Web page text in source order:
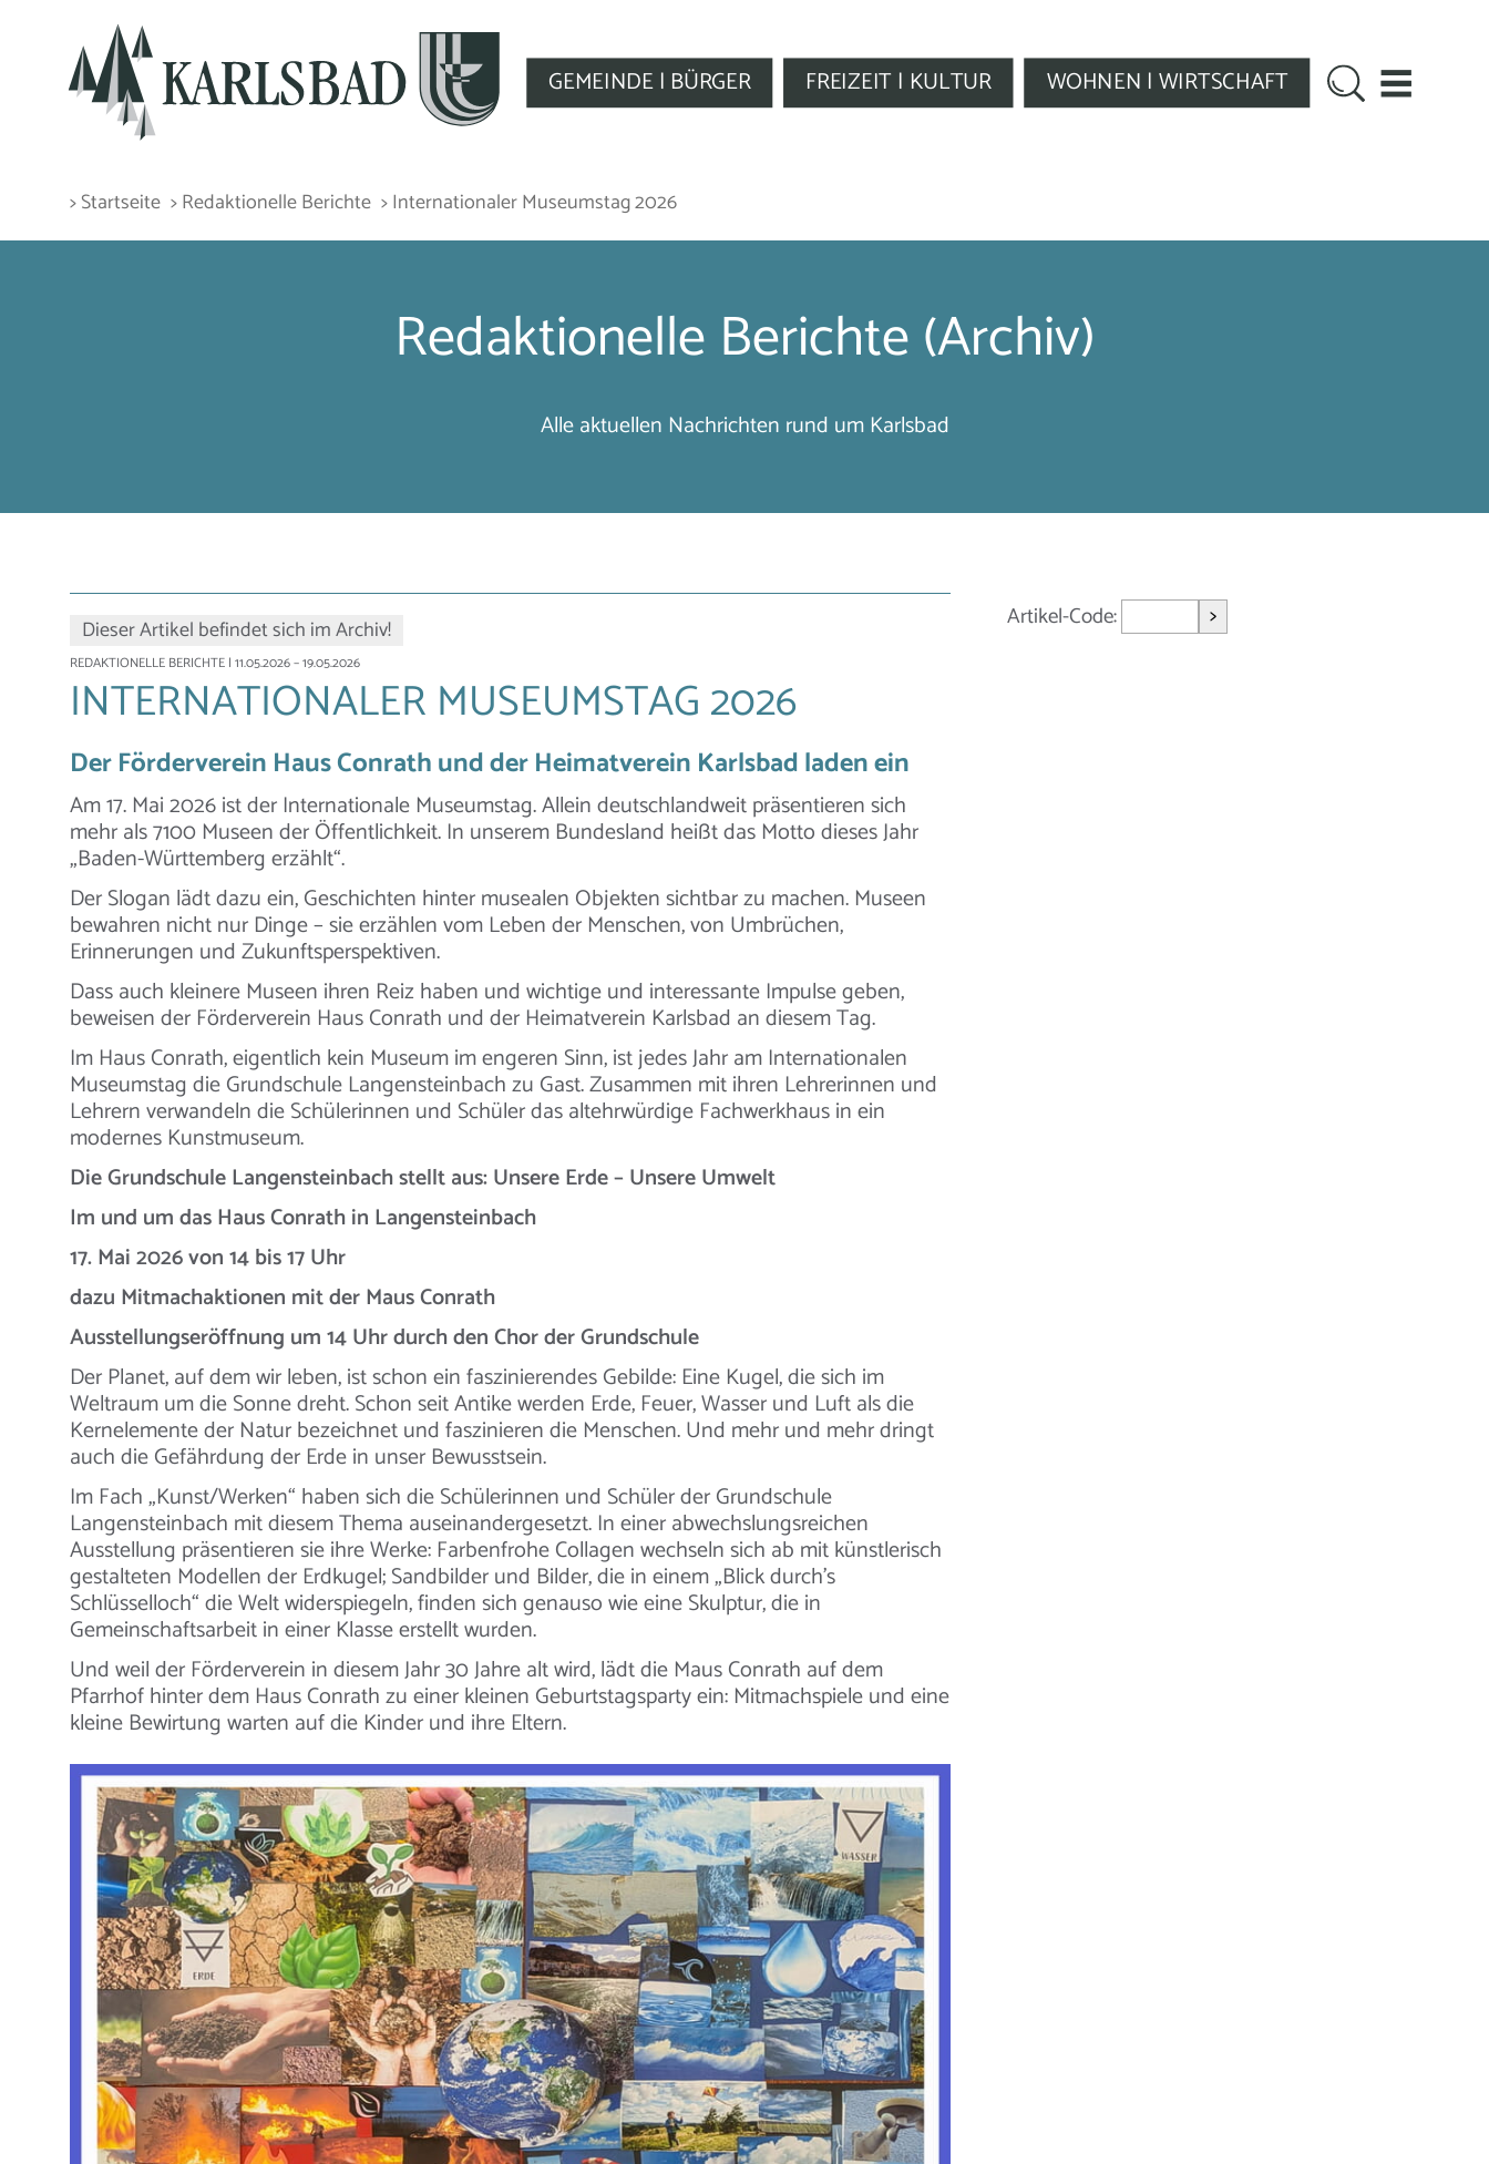
GEMEINDE | BÜRGER FREIZEIT | KULTUR WOHNEN | WIRTSCHAFT
> Startseite > Redaktionelle Berichte > Internationaler Museumstag 2026
Redaktionelle Berichte (Archiv)
Alle aktuellen Nachrichten rund um Karlsbad
Dieser Artikel befindet sich im Archiv!
REDAKTIONELLE BERICHTE | 11.05.2026 – 19.05.2026
INTERNATIONALER MUSEUMSTAG 2026
Der Förderverein Haus Conrath und der Heimatverein Karlsbad laden ein
Am 17. Mai 2026 ist der Internationale Museumstag. Allein deutschlandweit präsentieren sich
mehr als 7100 Museen der Öffentlichkeit. In unserem Bundesland heißt das Motto dieses Jahr
„Baden-Württemberg erzählt“.
Der Slogan lädt dazu ein, Geschichten hinter musealen Objekten sichtbar zu machen. Museen
bewahren nicht nur Dinge – sie erzählen vom Leben der Menschen, von Umbrüchen,
Erinnerungen und Zukunftsperspektiven.
Dass auch kleinere Museen ihren Reiz haben und wichtige und interessante Impulse geben,
beweisen der Förderverein Haus Conrath und der Heimatverein Karlsbad an diesem Tag.
Im Haus Conrath, eigentlich kein Museum im engeren Sinn, ist jedes Jahr am Internationalen
Museumstag die Grundschule Langensteinbach zu Gast. Zusammen mit ihren Lehrerinnen und
Lehrern verwandeln die Schülerinnen und Schüler das altehrwürdige Fachwerkhaus in ein
modernes Kunstmuseum.
Die Grundschule Langensteinbach stellt aus: Unsere Erde – Unsere Umwelt
Im und um das Haus Conrath in Langensteinbach
17. Mai 2026 von 14 bis 17 Uhr
dazu Mitmachaktionen mit der Maus Conrath
Ausstellungseröffnung um 14 Uhr durch den Chor der Grundschule
Der Planet, auf dem wir leben, ist schon ein faszinierendes Gebilde: Eine Kugel, die sich im
Weltraum um die Sonne dreht. Schon seit Antike werden Erde, Feuer, Wasser und Luft als die
Kernelemente der Natur bezeichnet und faszinieren die Menschen. Und mehr und mehr dringt
auch die Gefährdung der Erde in unser Bewusstsein.
Im Fach „Kunst/Werken“ haben sich die Schülerinnen und Schüler der Grundschule
Langensteinbach mit diesem Thema auseinandergesetzt. In einer abwechslungsreichen
Ausstellung präsentieren sie ihre Werke: Farbenfrohe Collagen wechseln sich ab mit künstlerisch
gestalteten Modellen der Erdkugel; Sandbilder und Bilder, die in einem „Blick durch’s
Schlüsselloch“ die Welt widerspiegeln, finden sich genauso wie eine Skulptur, die in
Gemeinschaftsarbeit in einer Klasse erstellt wurden.
Und weil der Förderverein in diesem Jahr 30 Jahre alt wird, lädt die Maus Conrath auf dem
Pfarrhof hinter dem Haus Conrath zu einer kleinen Geburtstagsparty ein: Mitmachspiele und eine
kleine Bewirtung warten auf die Kinder und ihre Eltern.
Artikel-Code: >